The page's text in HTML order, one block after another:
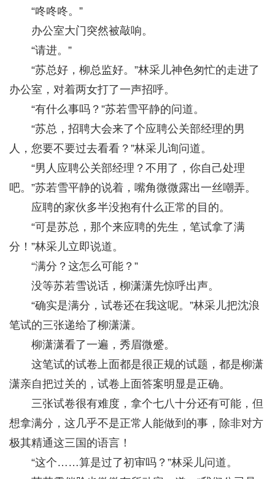
“咚咚咚。”
办公室大门突然被敲响。
“请进。”
“苏总好，柳总监好。”林采儿神色匆忙的走进了
办公室，对着两女打了一声招呼。
“有什么事吗？”苏若雪平静的问道。
“苏总，招聘大会来了个应聘公关部经理的男
人，您要不要过去看看？”林采儿询问道。
“男人应聘公关部经理？不用了，你自己处理
吧。”苏若雪平静的说着，嘴角微微露出一丝嘲弄。
应聘的家伙多半没抱有什么正常的目的。
“可是苏总，那个来应聘的先生，笔试拿了满
分！”林采儿立即说道。
“满分？这怎么可能？”
没等苏若雪说话，柳潇潇先惊呼出声。
“确实是满分，试卷还在我这呢。”林采儿把沈浪
笔试的三张递给了柳潇潇。
柳潇潇看了一遍，秀眉微蹙。
这笔试的试卷上面都是很正规的试题，都是柳潇
潇亲自把过关的，试卷上面答案明显是正确。
三张试卷很有难度，拿个七八十分还有可能，但
想拿满分，这几乎不是正常人能做到的事，除非对方
极其精通这三国的语言！
“这个……算是过了初审吗？”林采儿问道。